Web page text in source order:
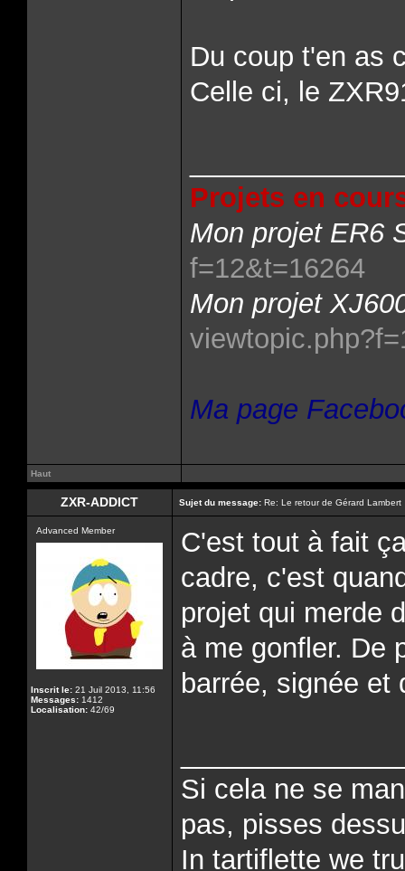
Du coup t'en as
Celle ci, le
Projets en
Mon projet ER6
f=12&t=16264
Mon projet
Ma page
Haut
ZXR-ADDICT Sujet du message: Re: Le retour de Gérard Lambert
Advanced Member
Inscrit le: 21 Juil 2013, 11:56
Messages: 1412
Localisation: 42/69
C'est tout à fait
cadre, c'est
projet qui merde
à me gonfler. De
barrée, signée et
Si cela ne se
pas, pisses
In tartiflette we